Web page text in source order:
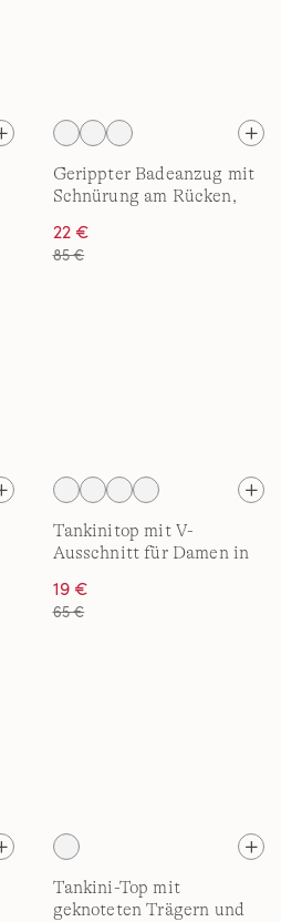
Gerippter Badeanzug mit
Schnürung am Rücken,
22 €
85 €
Tankinitop mit V-
Ausschnitt für Damen in
19 €
65 €
Tankini-Top mit
geknoteten Trägern und